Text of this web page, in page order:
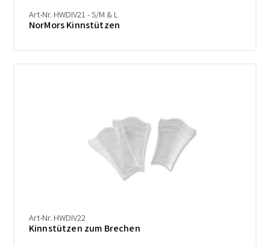
Art-Nr. HWDIV21 - S/M & L
NorMors Kinnstützen
Art-Nr. HWDIV22
Kinnstützen zum Brechen